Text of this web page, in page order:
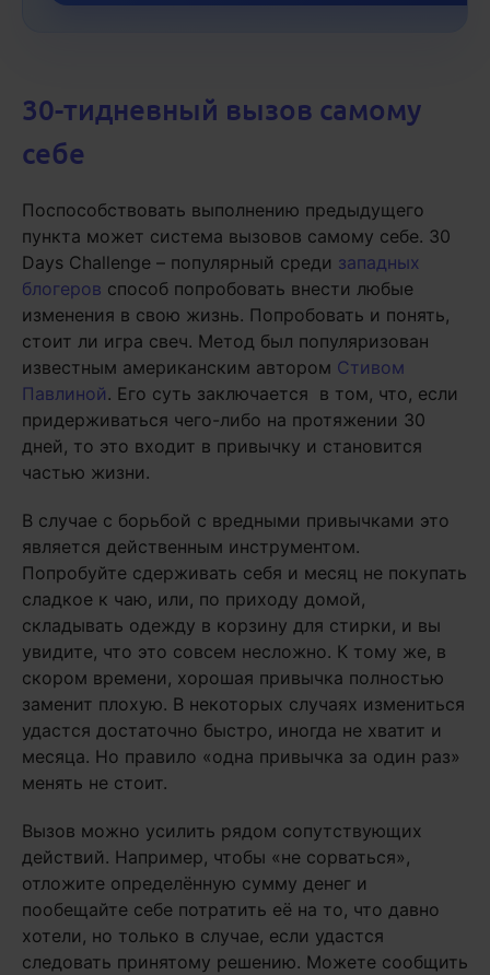
30-тидневный вызов самому
себе
Поспособствовать выполнению предыдущего
пункта может система вызовов самому себе. 30
Days Challenge – популярный среди западных
блогеров способ попробовать внести любые
изменения в свою жизнь. Попробовать и понять,
стоит ли игра свеч. Метод был популяризован
известным американским автором Стивом
Павлиной. Его суть заключается в том, что, если
придерживаться чего-либо на протяжении 30
дней, то это входит в привычку и становится
частью жизни.
В случае с борьбой с вредными привычками это
является действенным инструментом.
Попробуйте сдерживать себя и месяц не покупать
сладкое к чаю, или, по приходу домой,
складывать одежду в корзину для стирки, и вы
увидите, что это совсем несложно. К тому же, в
скором времени, хорошая привычка полностью
заменит плохую. В некоторых случаях измениться
удастся достаточно быстро, иногда не хватит и
месяца. Но правило «одна привычка за один раз»
менять не стоит.
Вызов можно усилить рядом сопутствующих
действий. Например, чтобы «не сорваться»,
отложите определённую сумму денег и
пообещайте себе потратить её на то, что давно
хотели, но только в случае, если удастся
следовать принятому решению. Можете сообщить